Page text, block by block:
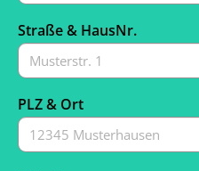
Straße & HausNr.
PLZ & Ort